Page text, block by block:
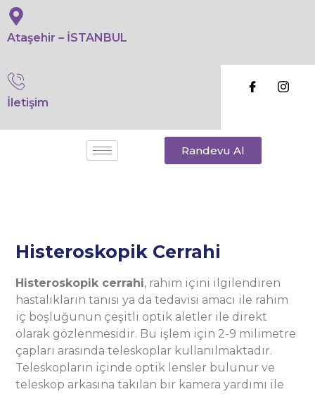
Ataşehir – İSTANBUL
İletişim
Randevu Al
Histeroskopik Cerrahi
Histeroskopik cerrahi, rahim içini ilgilendiren
hastalıkların tanısı ya da tedavisi amacı ile rahim
iç boşluğunun çeşitli optik aletler ile direkt
olarak gözlenmesidir. Bu işlem için 2-9 milimetre
çapları arasında teleskoplar kullanılmaktadır.
Teleskopların içinde optik lensler bulunur ve
teleskop arkasına takılan bir kamera yardımı ile